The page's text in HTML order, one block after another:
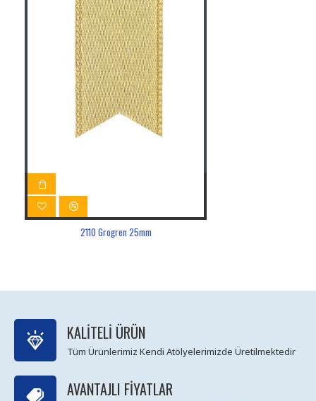
2110 Grogren 25mm
KALITELI ÜRÜN
Tüm Ürünlerimiz Kendi Atölyelerimizde Üretilmektedir
AVANTAJLI FIYATLAR